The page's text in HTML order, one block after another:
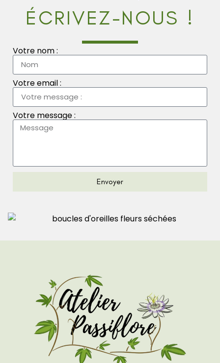
ÉCRIVEZ-NOUS !
Votre nom :
Votre email :
Votre message :
Envoyer